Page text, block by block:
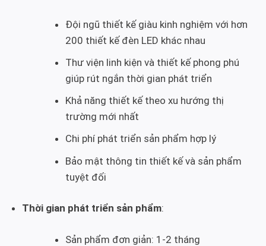
Đội ngũ thiết kế giàu kinh nghiệm với hơn
200 thiết kế đèn LED khác nhau
Thư viện linh kiện và thiết kế phong phú
giúp rút ngắn thời gian phát triển
Khả năng thiết kế theo xu hướng thị
trường mới nhất
Chi phí phát triển sản phẩm hợp lý
Bảo mật thông tin thiết kế và sản phẩm
tuyệt đối
Thời gian phát triển sản phẩm:
Sản phẩm đơn giản: 1-2 tháng